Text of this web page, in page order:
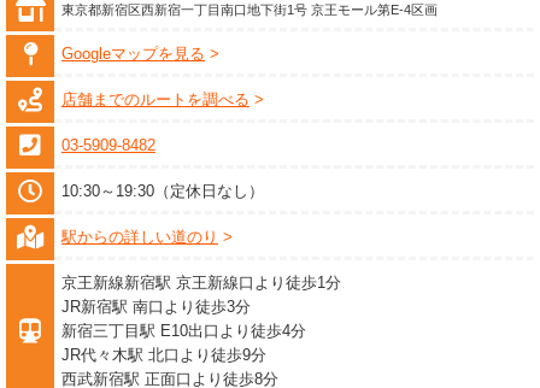
東京都新宿区西新宿一丁目南口地下街1号 京王モール第E-4区画
Googleマップを見る
店舗までのルートを調べる
03-5909-8482
10:30～19:30（定休日なし）
駅からの詳しい道のり
京王新線新宿駅 京王新線口より徒歩1分
JR新宿駅 南口より徒歩3分
新宿三丁目駅 E10出口より徒歩4分
JR代々木駅 北口より徒歩9分
西武新宿駅 正面口より徒歩8分